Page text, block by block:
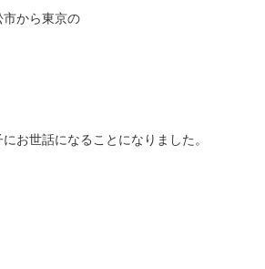
から東京の
お世話になることになりました。